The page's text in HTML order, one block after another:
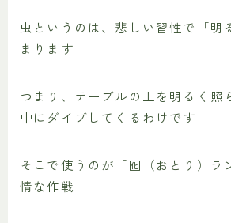
虫というのは、悲しい習性で「明
まります
つまり、テーブルの上を明るく照
中にダイブしてくるわけです
そこで使うのが「囮（おとり）ラ
情な作戦